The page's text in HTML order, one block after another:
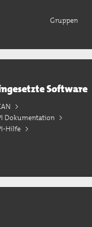
Gruppen
Software
Dokumentation
Hilfe